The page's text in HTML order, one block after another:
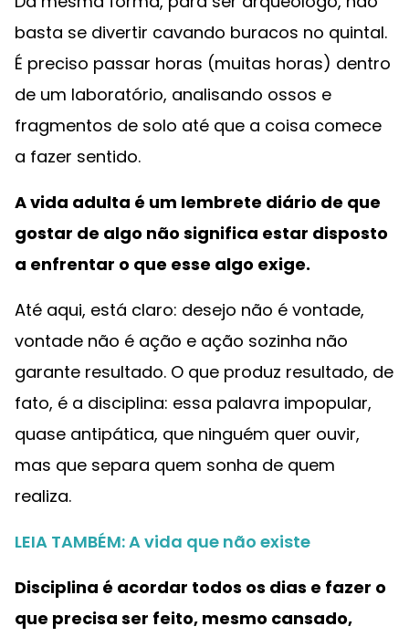
basta se divertir cavando buracos no quintal.
É preciso passar horas (muitas horas) dentro
de um laboratório, analisando ossos e
fragmentos de solo até que a coisa comece
a fazer sentido.
A vida adulta é um lembrete diário de que
gostar de algo não significa estar disposto
a enfrentar o que esse algo exige.
Até aqui, está claro: desejo não é vontade,
vontade não é ação e ação sozinha não
garante resultado. O que produz resultado, de
fato, é a disciplina: essa palavra impopular,
quase antipática, que ninguém quer ouvir,
mas que separa quem sonha de quem
realiza.
LEIA TAMBÉM: A vida que não existe
Disciplina é acordar todos os dias e fazer o
que precisa ser feito, mesmo cansado,